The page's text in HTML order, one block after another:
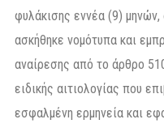
φυλάκισης εννέα (9) μηνών,
ασκήθηκε νομότυπα και
αναίρεσης από το άρθρο
ειδικής αιτιολογίας που
εσφαλμένη ερμηνεία και